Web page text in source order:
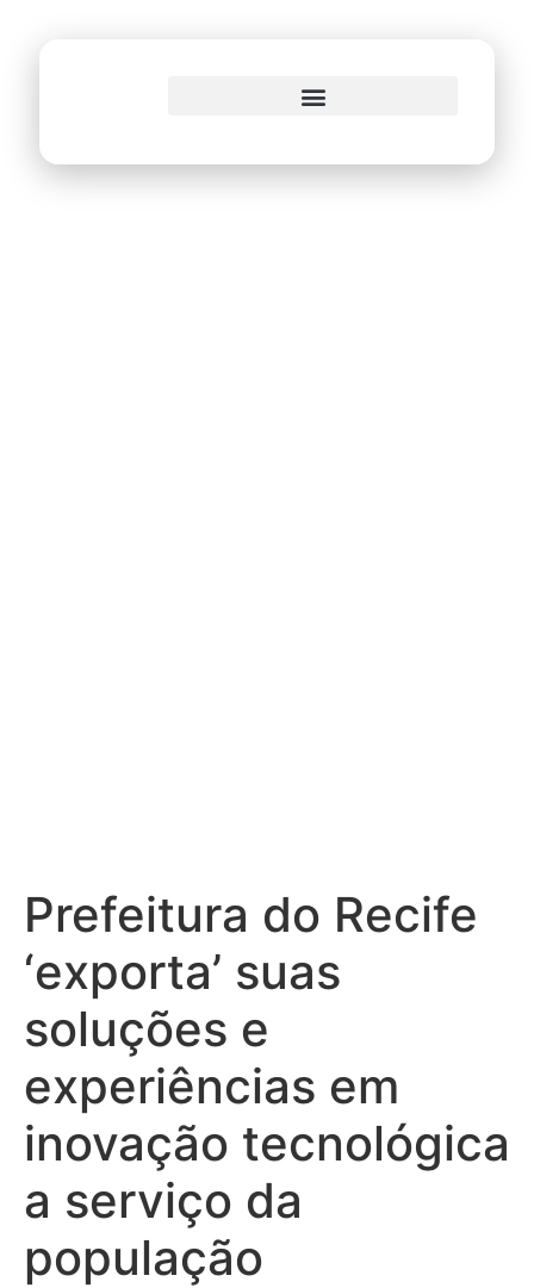
Prefeitura do Recife
‘exporta’ suas
soluções e
experiências em
inovação tecnológica
a serviço da
população